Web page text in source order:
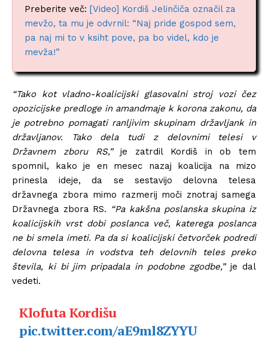
Preberite več: [Video] Kordiš Jelinčiča označil za
mevžo, ta mu je odvrnil: “Naj pride gospod sem,
pa naj mi to v ksiht pove, pa bo videl, kdo je
mevža!”
“Tako kot vladno-koalicijski glasovalni stroj vozi čez
opozicijske predloge in amandmaje k korona zakonu, da
je potrebno pomagati ranljivim skupinam državljank in
državljanov. Tako dela tudi z delovnimi telesi v
Državnem zboru RS,”je zatrdil Kordiš in ob tem
spomnil, kako je en mesec nazaj koalicija na mizo
prinesla ideje, da se sestavijo delovna telesa
državnega zbora mimo razmerij moči znotraj samega
Državnega zbora RS. “Pa kakšna poslanska skupina iz
koalicijskih vrst dobi poslanca več, katerega poslanca
ne bi smela imeti. Pa da si koalicijski četvorček podredi
delovna telesa in vodstva teh delovnih teles preko
števila, ki bi jim pripadala in podobne zgodbe,”je dal
vedeti.
Klofuta Kordišu
pic.twitter.com/aE9ml8ZYYU